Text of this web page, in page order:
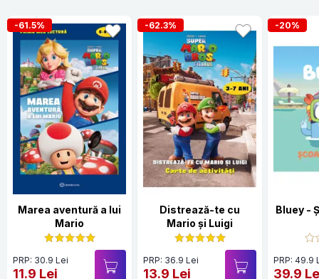
-61.5%
Marea aventură a lui
Mario
PRP: 30.9 Lei
11.9 Lei
-62.3%
Distrează-te cu
Mario și Luigi
PRP: 36.9 Lei
13.9 Lei
-20%
Bluey -
PRP: 49.9
39.9